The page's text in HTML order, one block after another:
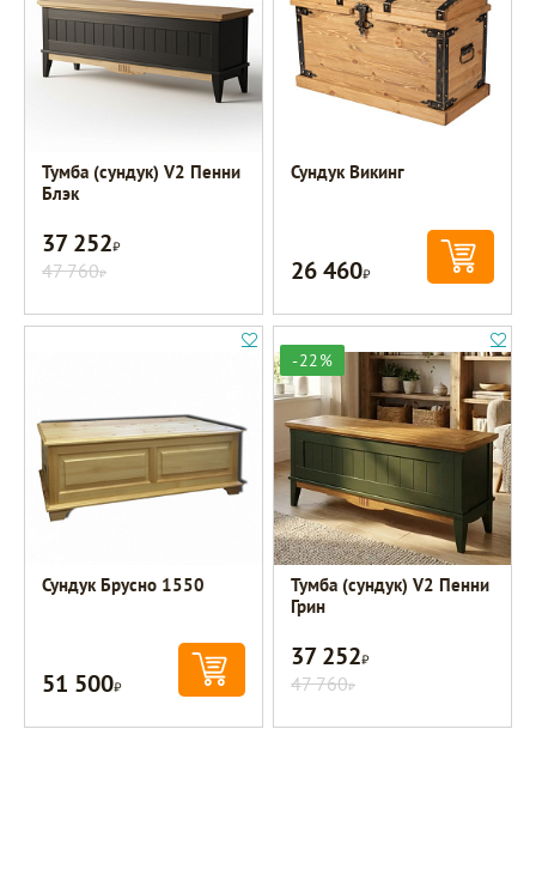
Тумба (сундук) V2 Пенни
Блэк
37 252Р
47 760Р
Сундук Викинг
26 460Р
Сундук Брусно 1550
51 500Р
-22%
Тумба (сундук) V2 Пенни
Грин
37 252Р
47 760Р